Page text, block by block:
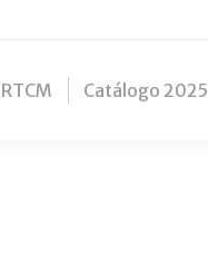
RTCM Catálogo 2025